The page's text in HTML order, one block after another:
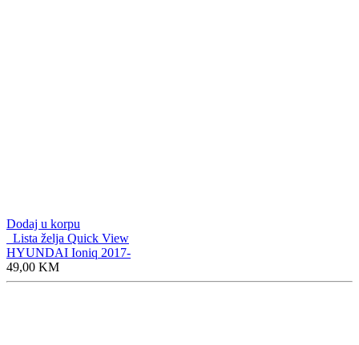
Dodaj u korpu
Lista želja Quick View
HYUNDAI Ioniq 2017-
49,00 KM